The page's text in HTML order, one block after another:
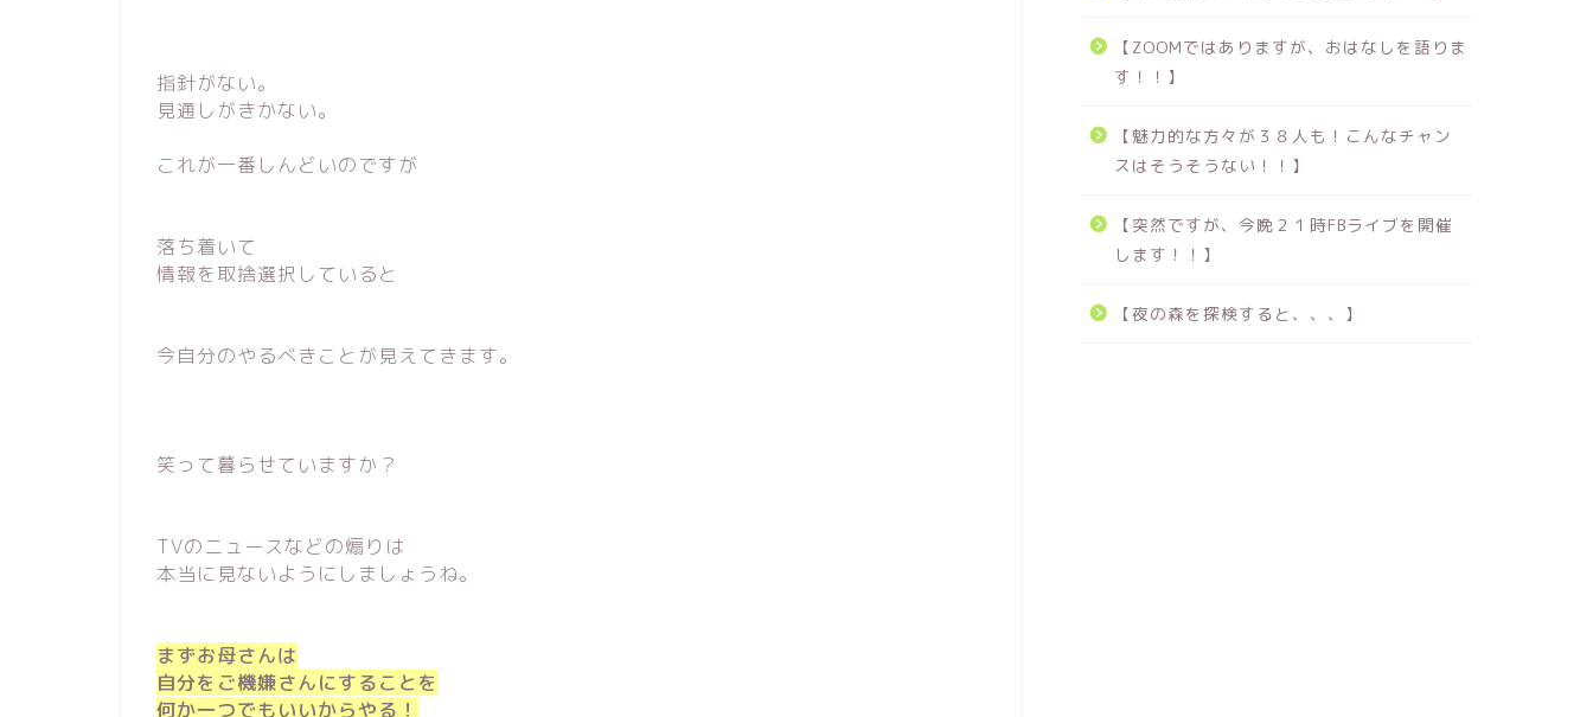
指針がない。
見通しがきかない。
これが一番しんどいのですが
落ち着いて
情報を取捨選択していると
今自分のやるべきことが見えてきます。
笑って暮らせていますか？
TVのニュースなどの煽りは
本当に見ないようにしましょうね。
まずお母さんは
自分をご機嫌さんにすることを
何か一つでもいいからやる！
【ZOOMではありますが、おはなしを語りま
す！！】
【魅力的な方々が３８人も！こんなチャン
スはそうそうない！！】
【突然ですが、今晩２１時FBライブを開催
します！！】
【夜の森を探検すると、、、】